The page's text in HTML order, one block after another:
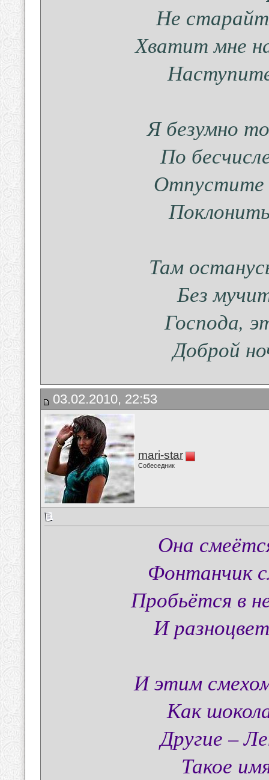
Не
Хватит мне
Я безумно
По
Отпустите
Там
Без
Господа,
Доброй
03.02.2010, 22:53
mari-star
Собеседник
Она
Фонтанчик
Пробьётся в
И
И этим
Как
Другие –
Такое